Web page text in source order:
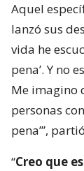
Aquel
lanzó sus
vida he
pena’. Y no
Me imagino
personas
pena’”,
“Creo que